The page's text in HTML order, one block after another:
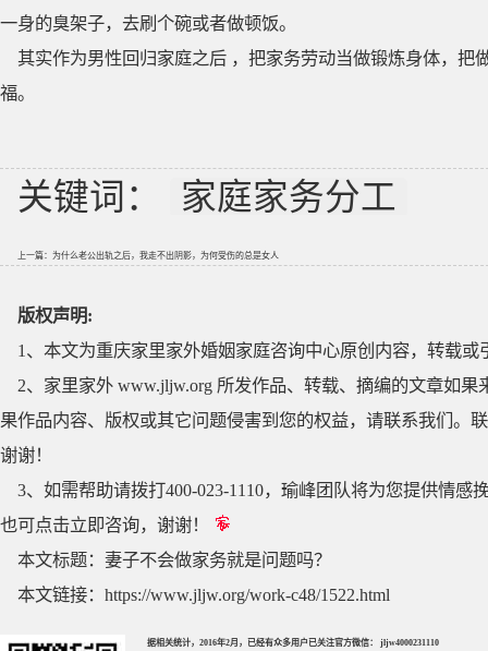
一身的臭架子，去刷个碗或者做顿饭。
其实作为男性回归家庭之后 ，把家务劳动当做锻炼身体，
福。
关键词： 家庭家务分工
上一篇： 为什么老公出轨之后，我走不出阴影，为何受伤的总是女人
版权声明:
1、本文为重庆家里家外婚姻家庭咨询中心原创内容，转载
2、家里家外 www.jljw.org 所发作品、转载、摘编的文章如
果作品内容、版权或其它问题侵害到您的权益，请联系我们。
谢谢！
3、如需帮助请拨打400-023-1110，瑜峰团队将为您提供情
也可点击立即咨询，谢谢！
本文标题： 妻子不会做家务就是问题吗？
本文链接： https://www.jljw.org/work-c48/1522.html
据相关统计，2016年2月，已经有众多用户已关注官方微信： jljw4000231110